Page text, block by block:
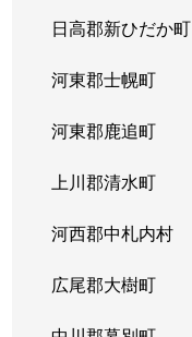
日高郡新ひだか町
河東郡士幌町
河東郡鹿追町
上川郡清水町
河西郡中札内村
広尾郡大樹町